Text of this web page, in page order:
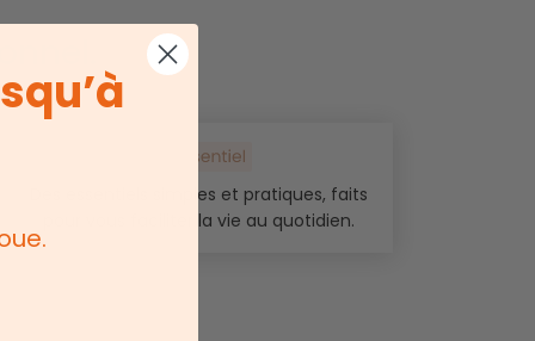
Des essentiels simples et pratiques, faits
pour vous faciliter la vie au quotidien.